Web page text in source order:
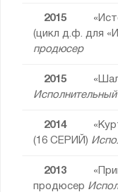
2015
(цикл д.ф. для
продюсер
2015
2014
(16 СЕРИЙ)
2013
продюсер